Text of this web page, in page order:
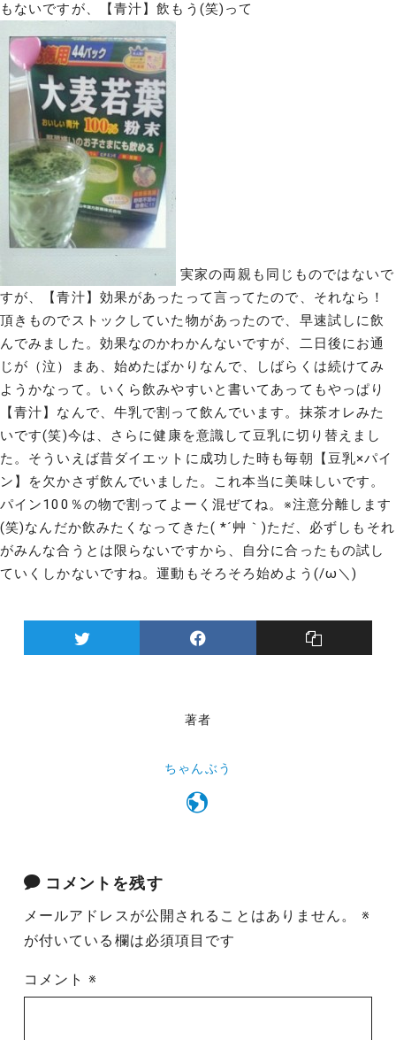
もないですが、【青汁】飲もう(笑)って
実家の両親も同じものではないで
すが、【青汁】効果があったって言ってたので、それなら！
頂きものでストックしていた物があったので、早速試しに飲
んでみました。効果なのかわかんないですが、二日後にお通
じが（泣）まあ、始めたばかりなんで、しばらくは続けてみ
ようかなって。いくら飲みやすいと書いてあってもやっぱり
【青汁】なんで、牛乳で割って飲んでいます。抹茶オレみた
いです(笑)今は、さらに健康を意識して豆乳に切り替えまし
た。そういえば昔ダイエットに成功した時も毎朝【豆乳×パイ
ン】を欠かさず飲んでいました。これ本当に美味しいです。
パイン100％の物で割ってよーく混ぜてね。※注意分離します
(笑)なんだか飲みたくなってきた( *´艸｀)ただ、必ずしもそれ
がみんな合うとは限らないですから、自分に合ったもの試し
ていくしかないですね。運動もそろそろ始めよう(/ω＼)
著者
ちゃんぶう
コメントを残す
メールアドレスが公開されることはありません。
※
が付いている欄は必須項目です
コメント※